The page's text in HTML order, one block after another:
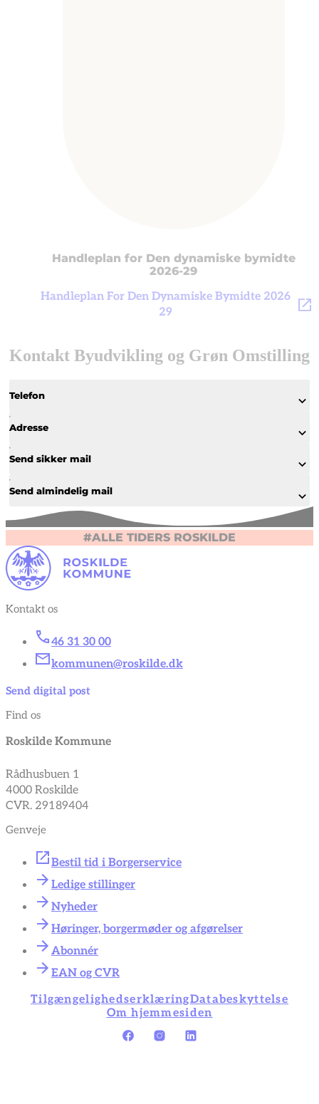
Handleplan for Den dynamiske bymidte
2026-29
Handleplan For Den Dynamiske Bymidte 2026
29
Kontakt Byudvikling og Grøn Omstilling
Telefon
Adresse
Send sikker mail
Send almindelig mail
#ALLE TIDERS ROSKILDE
Kontakt os
46 31 30 00
kommunen@roskilde.dk
Send digital post
Find os
Roskilde Kommune
Rådhusbuen 1
4000 Roskilde
CVR. 29189404
Genveje
Bestil tid i Borgerservice
Ledige stillinger
Nyheder
Høringer, borgermøder og afgørelser
Abonnér
EAN og CVR
TilgængelighedserklæringDatabeskyttelse
Om hjemmesiden